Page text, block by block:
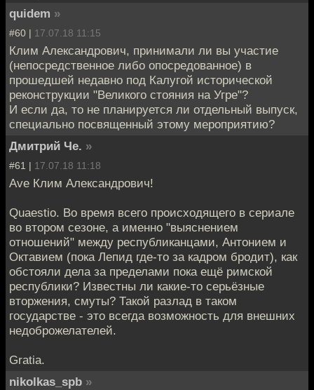
quidem »
#60 | 17.07.18 11:15
Клим Александрович, принимали ли вы участие
(непосредственное либо опосредованное) в
прошедшей недавно под Калугой исторической
реконструкции "Великого стояния на Угре"?
И если да, то не планируется ли отдельный выпуск,
специально посвященный этому мероприятию?
Дмитрий Че. »
#61 | 17.07.18 11:18
Ave Клим Александрович!
Quaestio. Во время всего происходящего в сериале
во втором сезоне, а именно "выяснением
отношений" между республиканцами, Антонием и
Октавием (пока Лепид где-то за кадром бродит), как
обстояли дела за пределами пока ещё римской
республики? Известны ли какие-то серьёзные
вторжения, смуты? Такой разлад в таком
государстве - это всегда возможность для внешних
недоброжелателей.
Gratia.
nikolkas_spb »